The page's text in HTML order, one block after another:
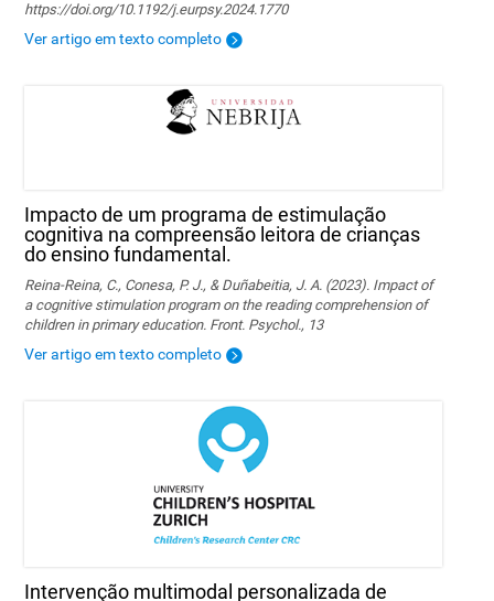
https://doi.org/10.1192/j.eurpsy.2024.1770
Ver artigo em texto completo
Impacto de um programa de estimulação
cognitiva na compreensão leitora de crianças
do ensino fundamental.
Reina-Reina, C., Conesa, P. J., & Duñabeitia, J. A. (2023). Impact of
a cognitive stimulation program on the reading comprehension of
children in primary education. Front. Psychol., 13
Ver artigo em texto completo
Intervenção multimodal personalizada de